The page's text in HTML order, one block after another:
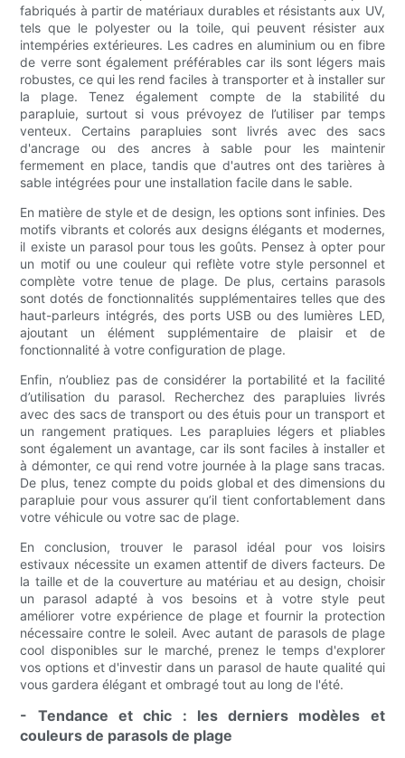
fabriqués à partir de matériaux durables et résistants aux UV,
tels que le polyester ou la toile, qui peuvent résister aux
intempéries extérieures. Les cadres en aluminium ou en fibre
de verre sont également préférables car ils sont légers mais
robustes, ce qui les rend faciles à transporter et à installer sur
la plage. Tenez également compte de la stabilité du
parapluie, surtout si vous prévoyez de l’utiliser par temps
venteux. Certains parapluies sont livrés avec des sacs
d'ancrage ou des ancres à sable pour les maintenir
fermement en place, tandis que d'autres ont des tarières à
sable intégrées pour une installation facile dans le sable.
En matière de style et de design, les options sont infinies. Des
motifs vibrants et colorés aux designs élégants et modernes,
il existe un parasol pour tous les goûts. Pensez à opter pour
un motif ou une couleur qui reflète votre style personnel et
complète votre tenue de plage. De plus, certains parasols
sont dotés de fonctionnalités supplémentaires telles que des
haut-parleurs intégrés, des ports USB ou des lumières LED,
ajoutant un élément supplémentaire de plaisir et de
fonctionnalité à votre configuration de plage.
Enfin, n’oubliez pas de considérer la portabilité et la facilité
d’utilisation du parasol. Recherchez des parapluies livrés
avec des sacs de transport ou des étuis pour un transport et
un rangement pratiques. Les parapluies légers et pliables
sont également un avantage, car ils sont faciles à installer et
à démonter, ce qui rend votre journée à la plage sans tracas.
De plus, tenez compte du poids global et des dimensions du
parapluie pour vous assurer qu’il tient confortablement dans
votre véhicule ou votre sac de plage.
En conclusion, trouver le parasol idéal pour vos loisirs
estivaux nécessite un examen attentif de divers facteurs. De
la taille et de la couverture au matériau et au design, choisir
un parasol adapté à vos besoins et à votre style peut
améliorer votre expérience de plage et fournir la protection
nécessaire contre le soleil. Avec autant de parasols de plage
cool disponibles sur le marché, prenez le temps d'explorer
vos options et d'investir dans un parasol de haute qualité qui
vous gardera élégant et ombragé tout au long de l'été.
- Tendance et chic : les derniers modèles et
couleurs de parasols de plage